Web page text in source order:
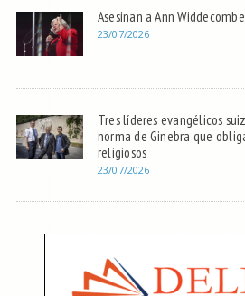
Asesinan a Ann
23/07/2026
Tres líderes evangélicos
norma de Ginebra que
religiosos
23/07/2026